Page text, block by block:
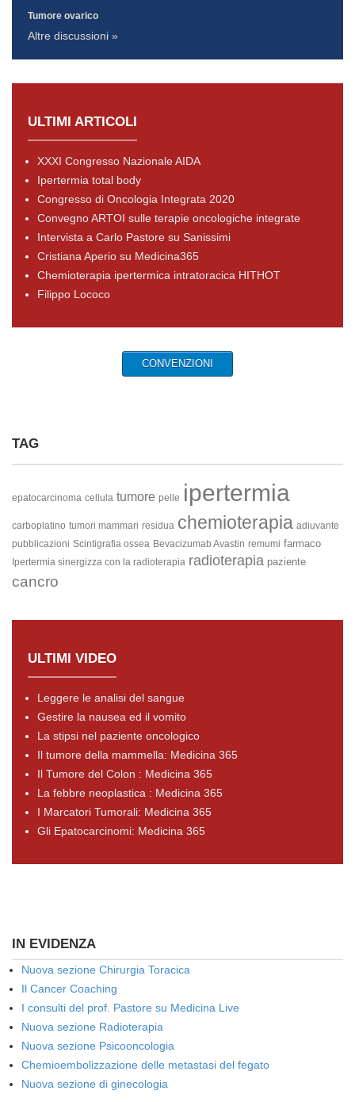
Tumore ovarico
Altre discussioni »
ULTIMI ARTICOLI
XXXI Congresso Nazionale AIDA
Ipertermia total body
Congresso di Oncologia Integrata 2020
Convegno ARTOI sulle terapie oncologiche integrate
Intervista a Carlo Pastore su Sanissimi
Cristiana Aperio su Medicina365
Chemioterapia ipertermica intratoracica HITHOT
Filippo Lococo
CONVENZIONI
TAG
epatocarcinoma cellula tumore pelle ipertermia
carboplatino tumori mammari residua chemioterapia adiuvante
pubblicazioni Scintigrafia ossea Bevacizumab Avastin remumi farmaco
Ipertermia sinergizza con la radioterapia radioterapia paziente
cancro
ULTIMI VIDEO
Leggere le analisi del sangue
Gestire la nausea ed il vomito
La stipsi nel paziente oncologico
Il tumore della mammella: Medicina 365
Il Tumore del Colon : Medicina 365
La febbre neoplastica : Medicina 365
I Marcatori Tumorali: Medicina 365
Gli Epatocarcinomi: Medicina 365
IN EVIDENZA
Nuova sezione Chirurgia Toracica
Il Cancer Coaching
I consulti del prof. Pastore su Medicina Live
Nuova sezione Radioterapia
Nuova sezione Psicooncologia
Chemioembolizzazione delle metastasi del fegato
Nuova sezione di ginecologia